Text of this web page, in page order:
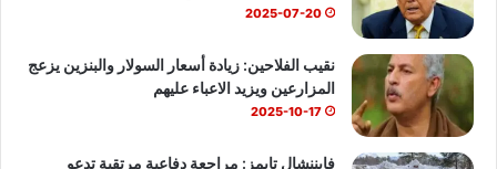
2025-07-20
نقيب الفلاحين: زيادة أسعار السولار والبنزين يزعج
المزارعين ويزيد الاعباء عليهم
2025-10-17
فايننشال تايمز: مراجعة دفاعية مرتقبة تدعو